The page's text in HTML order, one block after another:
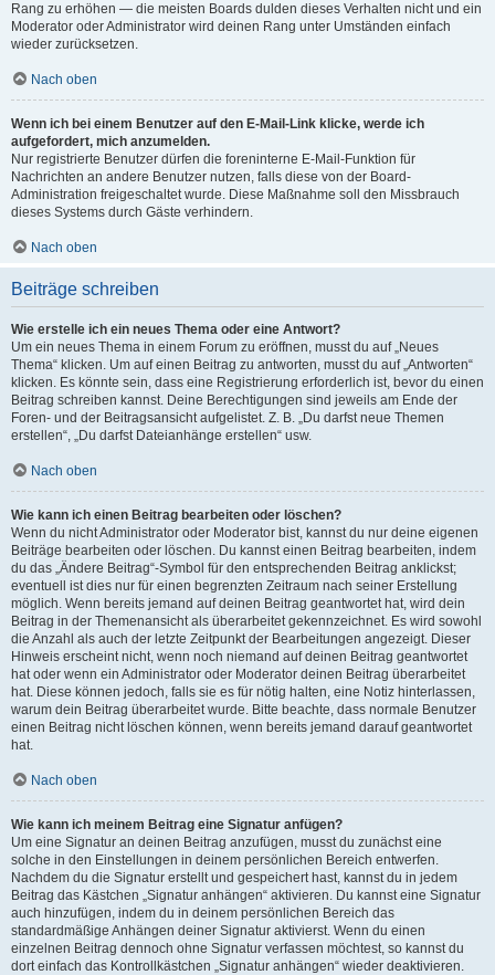
Rang zu erhöhen — die meisten Boards dulden dieses Verhalten nicht und ein
Moderator oder Administrator wird deinen Rang unter Umständen einfach
wieder zurücksetzen.
Nach oben
Wenn ich bei einem Benutzer auf den E-Mail-Link klicke, werde ich
aufgefordert, mich anzumelden.
Nur registrierte Benutzer dürfen die foreninterne E-Mail-Funktion für
Nachrichten an andere Benutzer nutzen, falls diese von der Board-
Administration freigeschaltet wurde. Diese Maßnahme soll den Missbrauch
dieses Systems durch Gäste verhindern.
Nach oben
Beiträge schreiben
Wie erstelle ich ein neues Thema oder eine Antwort?
Um ein neues Thema in einem Forum zu eröffnen, musst du auf „Neues
Thema“ klicken. Um auf einen Beitrag zu antworten, musst du auf „Antworten“
klicken. Es könnte sein, dass eine Registrierung erforderlich ist, bevor du einen
Beitrag schreiben kannst. Deine Berechtigungen sind jeweils am Ende der
Foren- und der Beitragsansicht aufgelistet. Z. B. „Du darfst neue Themen
erstellen“, „Du darfst Dateianhänge erstellen“ usw.
Nach oben
Wie kann ich einen Beitrag bearbeiten oder löschen?
Wenn du nicht Administrator oder Moderator bist, kannst du nur deine eigenen
Beiträge bearbeiten oder löschen. Du kannst einen Beitrag bearbeiten, indem
du das „Ändere Beitrag“-Symbol für den entsprechenden Beitrag anklickst;
eventuell ist dies nur für einen begrenzten Zeitraum nach seiner Erstellung
möglich. Wenn bereits jemand auf deinen Beitrag geantwortet hat, wird dein
Beitrag in der Themenansicht als überarbeitet gekennzeichnet. Es wird sowohl
die Anzahl als auch der letzte Zeitpunkt der Bearbeitungen angezeigt. Dieser
Hinweis erscheint nicht, wenn noch niemand auf deinen Beitrag geantwortet
hat oder wenn ein Administrator oder Moderator deinen Beitrag überarbeitet
hat. Diese können jedoch, falls sie es für nötig halten, eine Notiz hinterlassen,
warum dein Beitrag überarbeitet wurde. Bitte beachte, dass normale Benutzer
einen Beitrag nicht löschen können, wenn bereits jemand darauf geantwortet
hat.
Nach oben
Wie kann ich meinem Beitrag eine Signatur anfügen?
Um eine Signatur an deinen Beitrag anzufügen, musst du zunächst eine
solche in den Einstellungen in deinem persönlichen Bereich entwerfen.
Nachdem du die Signatur erstellt und gespeichert hast, kannst du in jedem
Beitrag das Kästchen „Signatur anhängen“ aktivieren. Du kannst eine Signatur
auch hinzufügen, indem du in deinem persönlichen Bereich das
standardmäßige Anhängen deiner Signatur aktivierst. Wenn du einen
einzelnen Beitrag dennoch ohne Signatur verfassen möchtest, so kannst du
dort einfach das Kontrollkästchen „Signatur anhängen“ wieder deaktivieren.